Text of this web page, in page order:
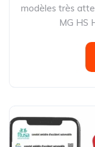
modèles très
MG HS